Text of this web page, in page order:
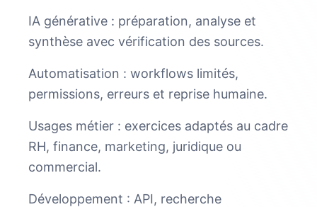
IA générative : préparation, analyse et
synthèse avec vérification des sources.
Automatisation : workflows limités,
permissions, erreurs et reprise humaine.
Usages métier : exercices adaptés au cadre
RH, finance, marketing, juridique ou
commercial.
Développement : API, recherche